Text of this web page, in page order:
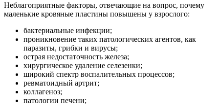
Неблагоприятные факторы, отвечающие на вопрос, почему
маленькие кровяные пластины повышены у взрослого:
бактериальные инфекции;
проникновение таких патологических агентов, как
паразиты, грибки и вирусы;
острая недостаточность железа;
хирургическое удаление селезенки;
широкий спектр воспалительных процессов;
ревматоидный артрит;
коллагеноз;
патологии печени;